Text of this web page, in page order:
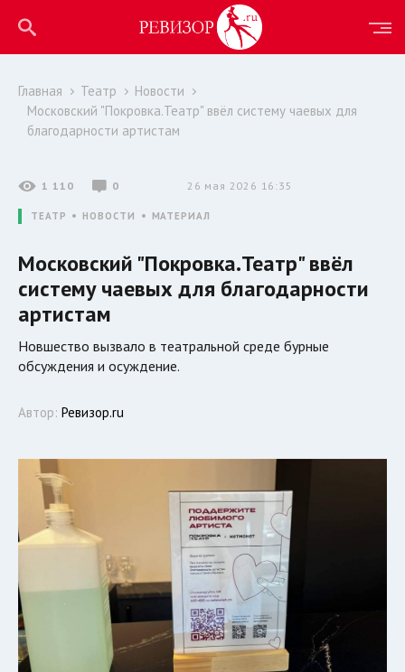
Главная Театр
Новости
Московский "Покровка.Театр" ввёл систему чаевых для
благодарности артистам
1 110 0 26 мая 2026 16:35
ТЕАТР НОВОСТИ МАТЕРИАЛ
Московский "Покровка.Театр" ввёл
систему чаевых для благодарности
артистам
Новшество вызвало в театральной среде бурные
обсуждения и осуждение.
Автор: Ревизор.ru